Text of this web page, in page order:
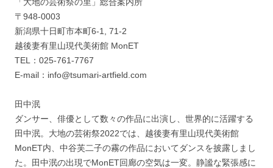
〒948-0003
新潟県十日町市本町6-1, 71-2
越後妻有里山現代美術館 MonET
TEL：025-761-7767
E-mail：info@tsumari-artfield.com
田中泯
ダンサー、俳優として数々の作品に出演し、世界的に活躍する
田中泯。大地の芸術祭2022では、越後妻有里山現代美術館
MonET内、中谷芙二子の霧の作品においてダンスを披露しまし
た。田中泯の出現でMonET回廊の空気は一変。静謐な緊張感に